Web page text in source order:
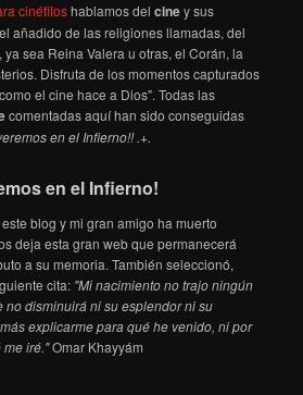
cinéfiloshablamos delciney sus
añadido de las religiones llamadas, del
sea Reina Valera u otras, el Corán, la
Disfruta de los momentos capturados
el cine hace a Dios". Todas las
comentadas aquí han sido conseguidas
en el Infierno!! .+.
en el Infierno!
blog y mi gran amigo ha muerto
deja esta gran web que permanecerá
a su memoria. También seleccionó,
cita: "Mi nacimiento no trajo ningún
no disminuirá ni su esplendor ni su
explicarme para qué he venido, ni por
iré."Omar Khayyám